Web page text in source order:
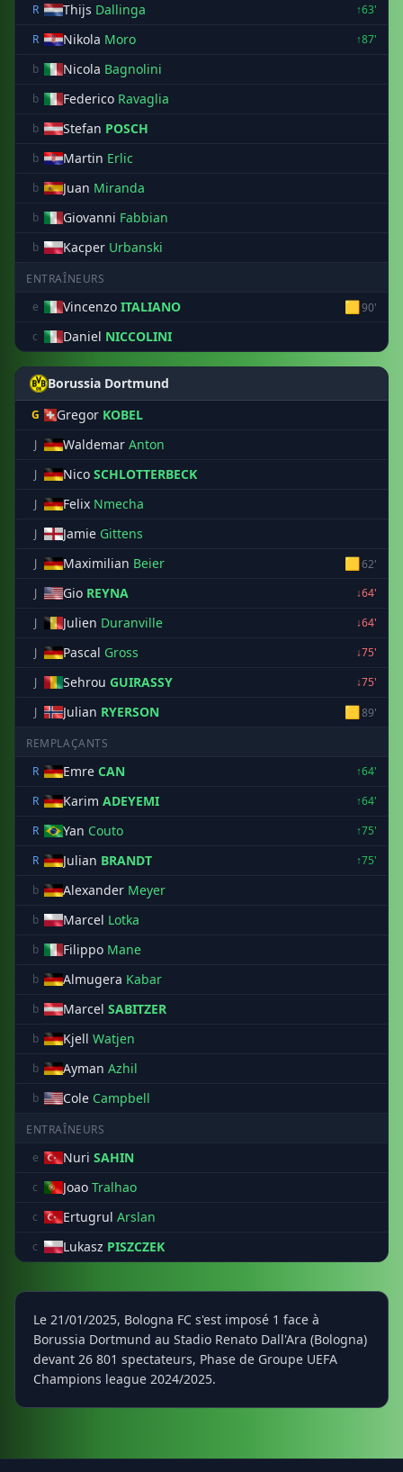
R
Thijs Dallinga
↑63'
R
Nikola Moro
↑87'
b
Nicola Bagnolini
b Federico Ravaglia
b Stefan POSCH
b Martin Erlic
b Juan Miranda
b Giovanni Fabbian
b Kacper Urbanski
ENTRAÎNEURS
e
Vincenzo ITALIANO 🟨90'
c
Daniel NICCOLINI
Borussia Dortmund
G Gregor KOBEL
J Waldemar Anton
J Nico SCHLOTTERBECK
J Felix Nmecha
J Jamie Gittens
J Maximilian Beier 🟨62'
J
Gio REYNA
↓64'
J
Julien Duranville
↓64'
J
Pascal Gross
↓75'
J
Sehrou GUIRASSY
↓75'
J
Julian RYERSON 🟨89'
REMPLAÇANTS
R
Emre CAN
↑64'
R
Karim ADEYEMI
↑64'
R
Yan Couto
↑75'
R
Julian BRANDT
↑75'
b
Alexander Meyer
b Marcel Lotka
b Filippo Mane
b Almugera Kabar
b Marcel SABITZER
b Kjell Watjen
b Ayman Azhil
b Cole Campbell
ENTRAÎNEURS
e
Nuri SAHIN
c Joao Tralhao
c Ertugrul Arslan
c Lukasz PISZCZEK
Le 21/01/2025, Bologna FC s'est imposé 1 face à
Borussia Dortmund au Stadio Renato Dall'Ara (Bologna)
devant 26 801 spectateurs, Phase de Groupe UEFA
Champions league 2024/2025.